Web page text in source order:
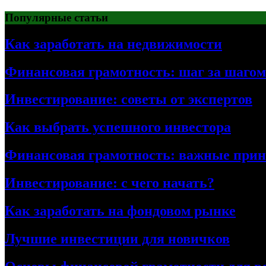
Перейти
к
содержимому
Популярные статьи
Как заработать на недвижимости
Финансовая грамотность: шаг за шагом
Инвестирование: советы от экспертов
Как выбрать успешного инвестора
Финансовая грамотность: важные
Инвестирование: с чего начать?
Как заработать на фондовом рынке
Лучшие инвестиции для новичков